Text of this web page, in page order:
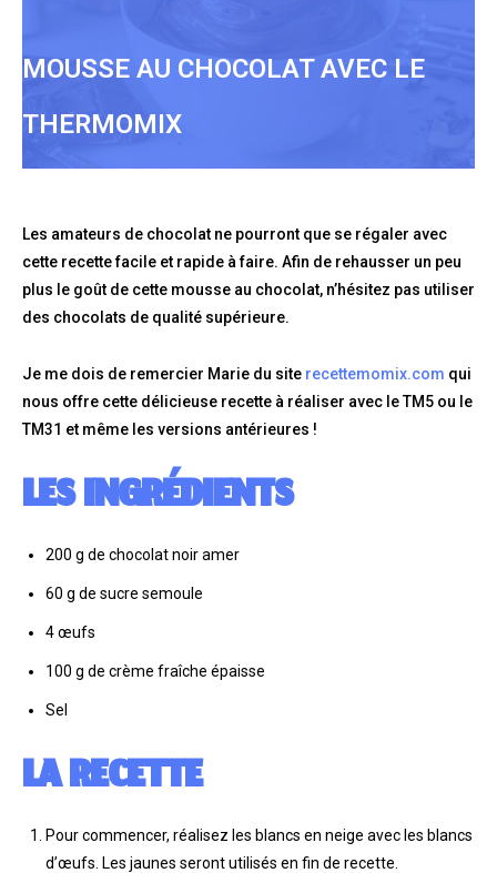
MOUSSE AU CHOCOLAT AVEC LE
THERMOMIX
Les amateurs de chocolat ne pourront que se régaler avec
cette recette facile et rapide à faire. Afin de rehausser un peu
plus le goût de cette mousse au chocolat, n’hésitez pas utiliser
des chocolats de qualité supérieure.
Je me dois de remercier Marie du site recettemomix.com qui
nous offre cette délicieuse recette à réaliser avec le TM5 ou le
TM31 et même les versions antérieures !
LES INGRÉDIENTS
200 g de chocolat noir amer
60 g de sucre semoule
4 œufs
100 g de crème fraîche épaisse
Sel
LA RECETTE
Pour commencer, réalisez les blancs en neige avec les blancs
d’œufs. Les jaunes seront utilisés en fin de recette.